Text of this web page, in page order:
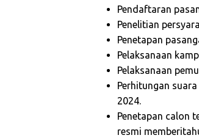
Pendaftaran
Penelitian
Penetapan
Pelaksanaan
Pelaksanaan
Perhitungan
2024.
Penetapan calon
resmi